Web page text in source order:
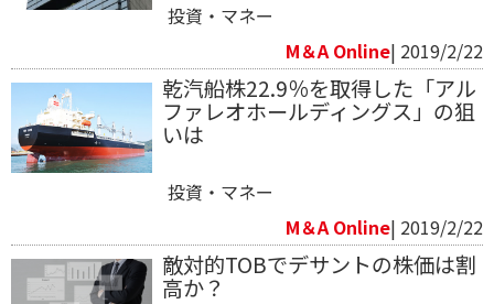
投資・マネー
M＆A Online| 2019/2/22
乾汽船株22.9％を取得した「アル
ファレオホールディングス」の狙
いは
投資・マネー
M＆A Online| 2019/2/22
敵対的TOBでデサントの株価は割
高か？